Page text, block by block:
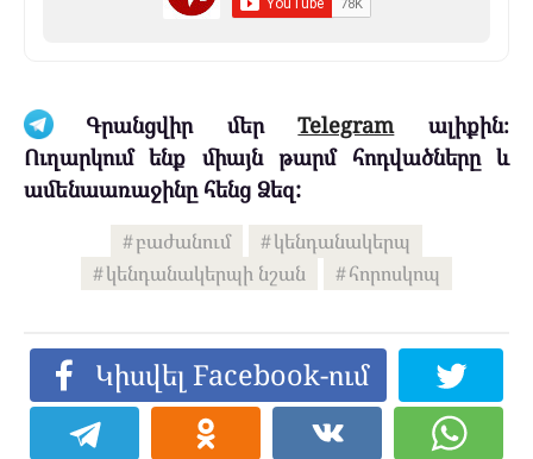
Գրանցվիր մերTelegramալիքին։
Ուղարկում ենք միայն թարմ հոդվածները և
ամենաառաջինը հենց Ձեզ:
բաժանում
կենդանակերպ
կենդանակերպի նշան
հորոսկոպ
Կիսվել Facebook-ում